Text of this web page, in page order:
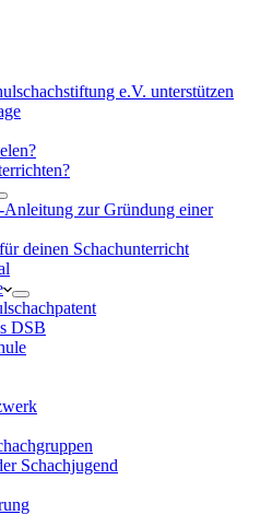
e.V. unterstützen
zur Gründung einer
deinen Schachunterricht
DSB
Schachjugend